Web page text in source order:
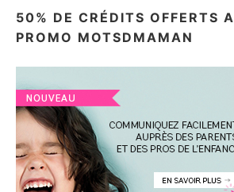
50% DE CRÉDITS OFFERTS
PROMO MOTSDMAMAN